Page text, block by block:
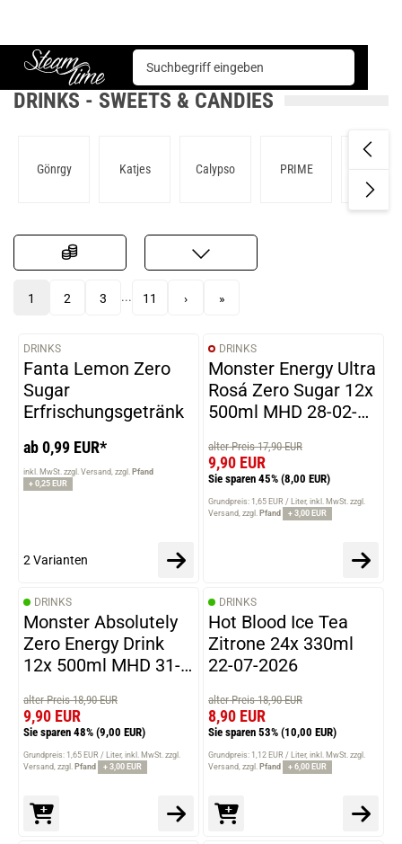
Steam time
Sweets & Candies Drinks
DRINKS - SWEETS & CANDIES
Gönrgy Katjes Calypso PRIME
1 2 3 ... 11 › »
DRINKS
Fanta Lemon Zero
Sugar
Erfrischungsgetränk
ab 0,99 EUR*
inkl. MwSt. zzgl. Versand zzgl. Pfand
+ 0,25 EUR
2 Varianten
DRINKS
Monster Energy Ultra
Rosá Zero Sugar 12x
500ml MHD 28-02-
alter Preis 17,90 EUR
9,90 EUR
Sie sparen 45% (8,00 EUR)
Grundpreis: 1,65 EUR / Liter inkl. MwSt. zzgl.
Versand zzgl. Pfand + 3,00 EUR
DRINKS
Monster Absolutely
Zero Energy Drink
12x 500ml MHD 31-
alter Preis 18,90 EUR
9,90 EUR
Sie sparen 48% (9,00 EUR)
Grundpreis: 1,65 EUR / Liter inkl. MwSt. zzgl.
Versand zzgl. Pfand + 3,00 EUR
DRINKS
Hot Blood Ice Tea
Zitrone 24x 330ml
22-07-2026
alter Preis 18,90 EUR
8,90 EUR
Sie sparen 53% (10,00 EUR)
Grundpreis: 1,12 EUR / Liter inkl. MwSt. zzgl.
Versand zzgl. Pfand + 6,00 EUR